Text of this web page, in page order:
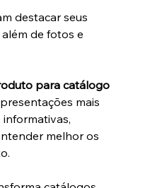
destacar seus
de fotos e
para catálogo
mais
melhor os